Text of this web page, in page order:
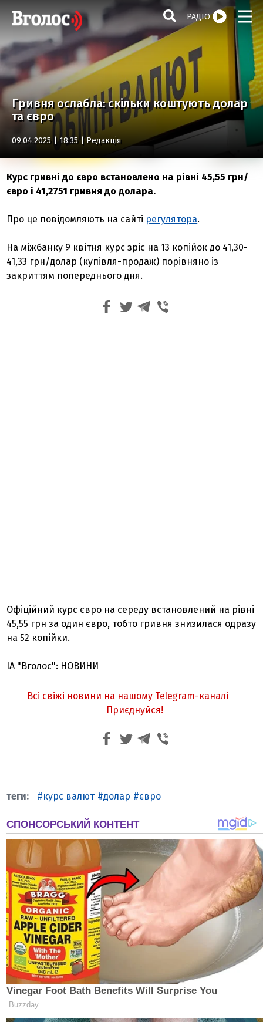
РАДІО
Гривня ослабла: скільки коштують долар
та євро
09.04.2025 | 18:35 | Редакція
Курс гривні до євро встановлено на рівні 45,55 грн/
євро і 41,2751 гривня до долара.
Про це повідомляють на сайті регулятора.
На міжбанку 9 квітня курс зріс на 13 копійок до 41,30-
41,33 грн/долар (купівля-продаж) порівняно із
закриттям попереднього дня.
Офіційний курс євро на середу встановлений на рівні
45,55 грн за один євро, тобто гривня знизилася одразу
на 52 копійки.
ІА "Вголос": НОВИНИ
Всі свіжі новини на нашому Telegram-каналі
Приєднуйся!
курс валют долар євро